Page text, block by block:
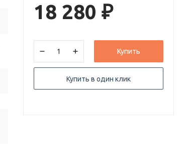
18 280 ₽
Купить
Купить в один клик